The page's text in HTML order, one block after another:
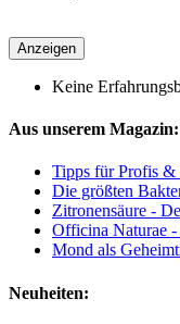
Anzeigen
Keine
Aus unserem Magazin:
Tipps für Profis &
Die größten
Zitronensäure -
Officina Naturae -
Mond als
Neuheiten: